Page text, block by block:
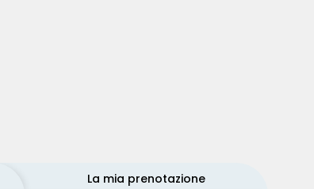
La mia prenotazione